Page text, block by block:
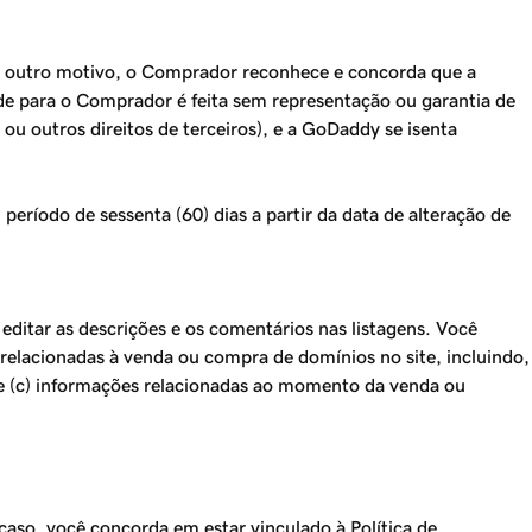
motivo, o Comprador reconhece e concorda que a
para o Comprador é feita sem representação ou garantia de
outros direitos de terceiros), e a GoDaddy se isenta
de sessenta (60) dias a partir da data de alteração de
as descrições e os comentários nas listagens. Você
à venda ou compra de domínios no site, incluindo,
informações relacionadas ao momento da venda ou
você concorda em estar vinculado à Política de